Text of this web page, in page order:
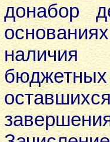
донабор